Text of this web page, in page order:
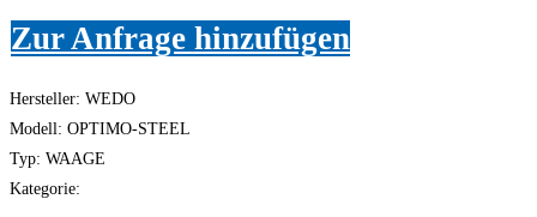
Zur Anfrage hinzufügen
Hersteller: WEDO
Modell: OPTIMO-STEEL
Typ: WAAGE
Kategorie: